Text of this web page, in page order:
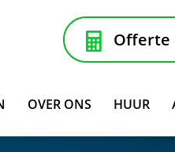
Offerte
OVER ONS HUUR